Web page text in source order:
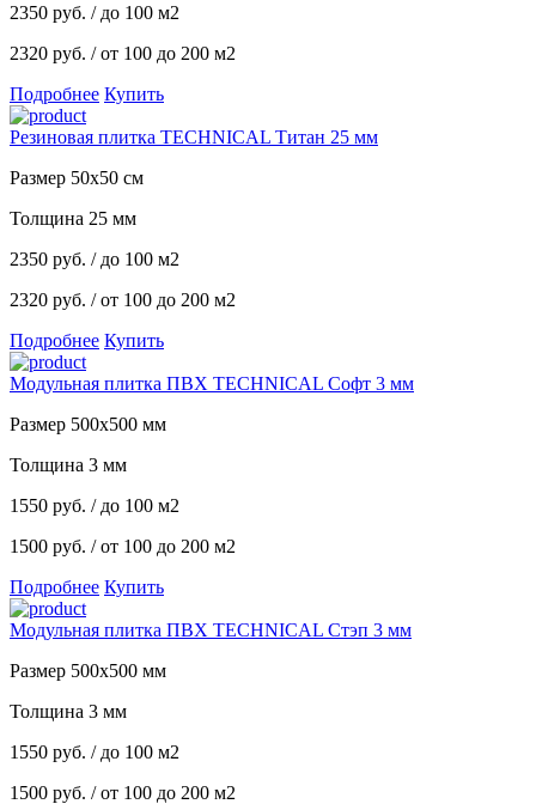
2350 руб. / до 100 м2
2320 руб. / от 100 до 200 м2
Подробнее Купить
Резиновая плитка TECHNICAL Титан 25 мм
Размер 50x50 см
Толщина 25 мм
2350 руб. / до 100 м2
2320 руб. / от 100 до 200 м2
Подробнее Купить
Модульная плитка ПВХ TECHNICAL Софт 3 мм
Размер 500х500 мм
Толщина 3 мм
1550 руб. / до 100 м2
1500 руб. / от 100 до 200 м2
Подробнее Купить
Модульная плитка ПВХ TECHNICAL Стэп 3 мм
Размер 500х500 мм
Толщина 3 мм
1550 руб. / до 100 м2
1500 руб. / от 100 до 200 м2